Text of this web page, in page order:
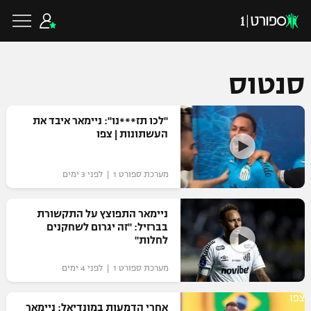
כדורגל ישראלי
ליגת העל
גביע הטוטו
ליגיונרים
גביע המדינה
כדורגל עולמי
ליגת האלופות
ליגה אירופית
ליגה אנגלית
כדורסל ישראלי
ליגת ווינר סל
ליגה לאומית
כדורסל עולמי
סנטוס
"לכו תז***נו": ניימאר איבד את
העשתונות | צפו
מערכת ספורט 1 | לפני 3 ימים
ניימאר התפוצץ על התקשורת
בברזיל: "זה יגרום לשחקנים
לחלות"
מערכת ספורט 1 | לפני 4 ימים
צפו
אחרי הדמעות במונדיאל: ניימאר